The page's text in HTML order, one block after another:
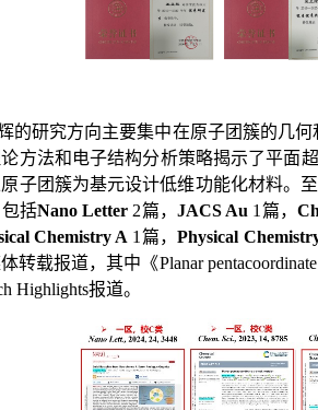
的研究方向主要集中在原子团簇的几何
方法和电子结构分析策略揭示了平面
子团簇为基元设计低维功能化材料。至
括Nano Letter 2篇，JACS Au 1 篇，
Chemistry A 1 篇，Physical
转载报道，其中 《Planar
Highlights报道。